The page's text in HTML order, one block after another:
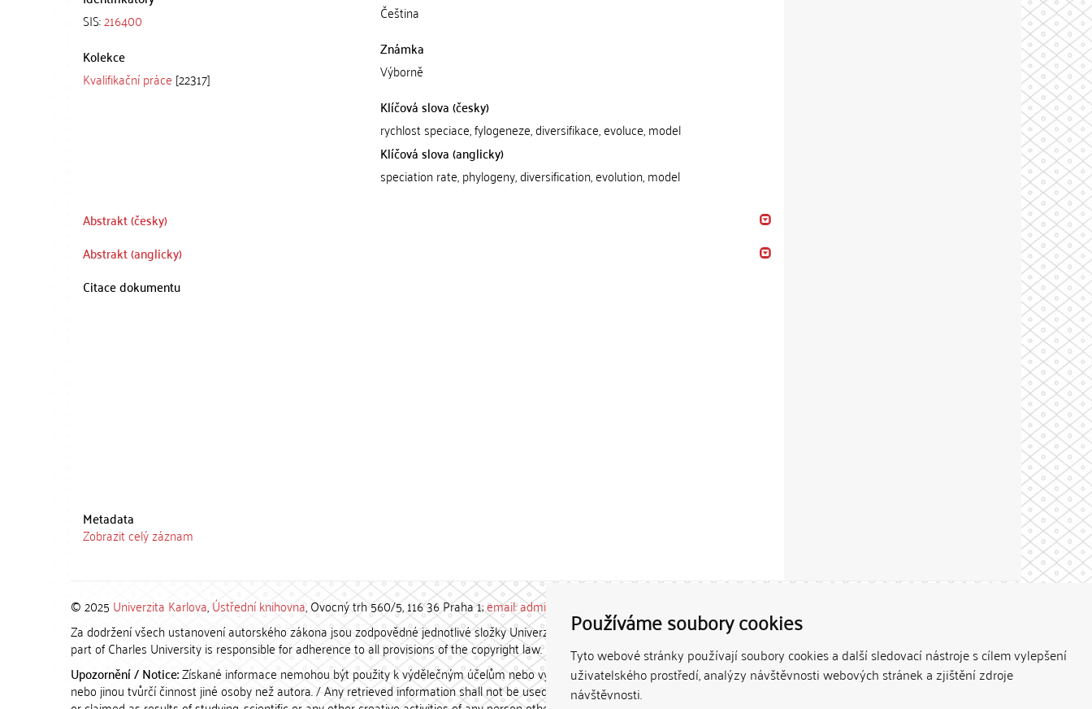
Používáme soubory cookies
Tyto webové stránky používají soubory cookies a další sledovací nástroje s cílem vylepšení
uživatelského prostředí, analýzy návštěvnosti webových stránek a zjištění zdroje
návštěvnosti.
SIS:216400
Kolekce
Kvalifikační práce [22317]
Čeština
Známka
Výborně
Klíčová slova (česky)
rychlost speciace, fylogeneze, diversifikace, evoluce, model
Klíčová slova (anglicky)
speciation rate, phylogeny, diversification, evolution, model
Abstrakt (česky)
Abstrakt (anglicky)
Citace dokumentu
Metadata
Zobrazit celý záznam
© 2025 Univerzita Karlova,Ústřední knihovna, Ovocný trh 560/5, 116 36 Praha 1;email: admin-repozitar [at] cuni.cz
Za dodržení všech ustanovení autorského zákona jsou zodpovědné jednotlivé složky Univerzity Karlovy. / Each constituent
part of Charles University is responsible for adherence to all provisions of the copyright law.
Upozornění / Notice:Získané informace nemohou být použity k výdělečným účelům nebo vydávány za studijní, vědeckou
nebo jinou tvůrčí činnost jiné osoby než autora. / Any retrieved information shall not be used for any commercial purposes